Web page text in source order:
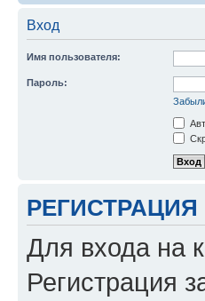
Вход
Имя пользователя:
Пароль:
РЕГИСТРАЦИЯ
Для входа на
Регистрация